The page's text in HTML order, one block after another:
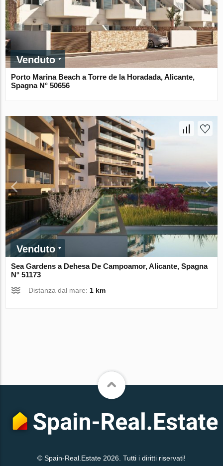
Venduto
Porto Marina Beach a Torre de la Horadada, Alicante,
Spagna N° 50656
Venduto
Sea Gardens a Dehesa De Campoamor, Alicante, Spagna
N° 51173
Distanza dal mare:1 km
© Spain-Real.Estate 2026. Tutti i diritti riservati!